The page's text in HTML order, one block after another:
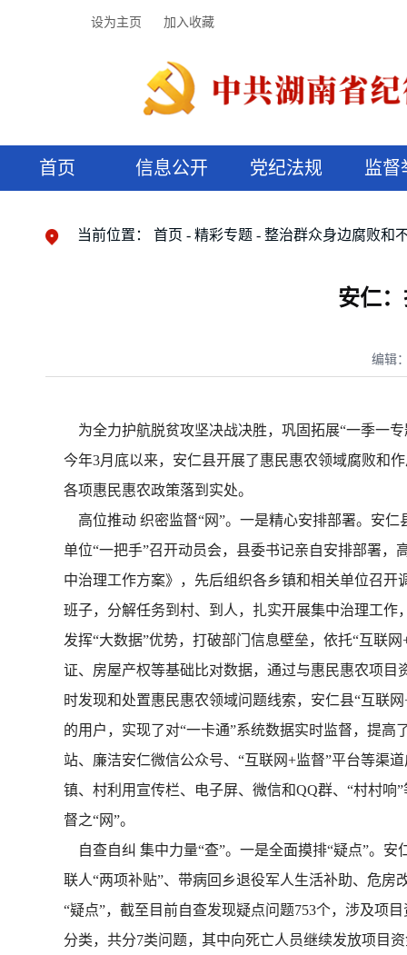
设为主页 加入收藏
首页 信息公开 党纪法规 监督
当前位置： 首页 精彩专题 整治群众身边腐败和
安仁
编辑
为全力护航脱贫攻坚决战决胜，巩固拓展“一季一
今年3月底以来，安仁县开展了惠民惠农领域腐败和
各项惠民惠农政策落到实处。
高位推动 织密监督“网”。一是精心安排部署。安
单位“一把手”召开动员会，县委书记亲自安排部署
中治理工作方案》，先后组织各乡镇和相关单位召
班子，分解任务到村、到人，扎实开展集中治理工
发挥“大数据”优势，打破部门信息壁垒，依托“互联
证、房屋产权等基础比对数据，通过与惠民惠农项目
时发现和处置惠民惠农领域问题线索，安仁县“互联
的用户，实现了对“一卡通”系统数据实时监督，提
站、廉洁安仁微信公众号、“互联网+监督”平台等渠
镇、村利用宣传栏、电子屏、微信和QQ群、“村村
督之“网”。
自查自纠 集中力量“查”。一是全面摸排“疑点”。
联人“两项补贴”、带病回乡退役军人生活补助、危
“疑点”，截至目前自查发现疑点问题753个，涉及项
分类，共分7类问题，其中向死亡人员继续发放项目